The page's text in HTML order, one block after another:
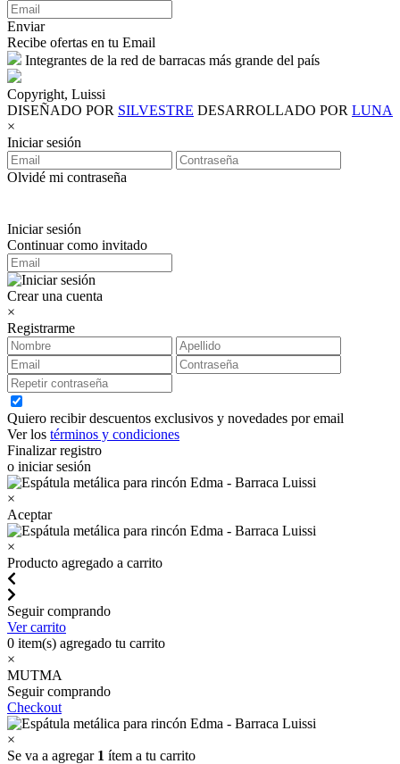
Enviar
Recibe ofertas en tu Email
Integrantes de la red de barracas más grande del país
Copyright, Luissi
DISEÑADO POR SILVESTRE DESARROLLADO POR LUNA
×
Iniciar sesión
Olvidé mi contraseña
Iniciar sesión
Continuar como invitado
Crear una cuenta
×
Registrarme
Quiero recibir descuentos exclusivos y novedades por email
Ver los términos y condiciones
Finalizar registro
o iniciar sesión
×
Aceptar
×
Producto agregado a carrito
Seguir comprando
Ver carrito
0 item(s) agregado tu carrito
×
MUTMA
Seguir comprando
Checkout
×
Se va a agregar 1 ítem a tu carrito